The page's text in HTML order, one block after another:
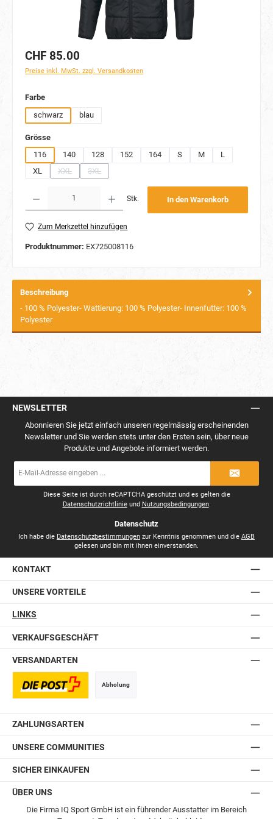
CHF 85.00
Preise inkl. MwSt. zzgl. Versandkosten
Farbeauswählen
schwarz
blau
Grösseauswählen
116
140 128 152 164 S M
L
XL
XXL
(Diese Option ist zurzeit nicht verfügbar.)
3XL
(Diese Option ist zurzeit nicht verfügbar.)
Stk. In den Warenkorb
Zum Merkzettel hinzufügen
Produktnummer: EX725008116
Beschreibung
- 100 % Polyester- Wattierung: 100 % Polyester- Innenfutter: 100 %
Polyester
NEWSLETTER
Abonnieren Sie jetzt einfach unseren regelmässig erscheinenden
Newsletter und Sie werden stets unter den Ersten sein, über neue
Produkte und Angebote informiert werden.
Mail-
Diese Seite ist durch reCAPTCHA geschützt und es gelten die
Datenschutzrichtlinieund Nutzungsbedingungen.
Datenschutz
Ich habe die Datenschutzbestimmungen zur Kenntnis genommen und die AGB
gelesen und bin mit ihnen einverstanden.
KONTAKT
UNSERE VORTEILE
LINKS
VERKAUFSGESCHÄFT
VERSANDARTEN
Abholung
ZAHLUNGSARTEN
UNSERE COMMUNITIES
SICHER EINKAUFEN
ÜBER UNS
Die Firma IQ Sport GmbH ist ein führender Ausstatter im Bereich